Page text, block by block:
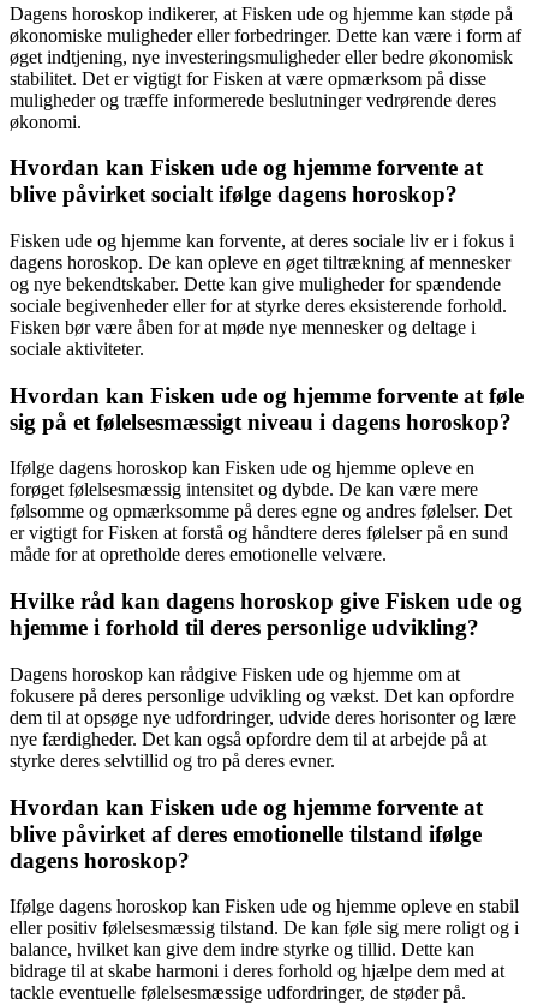
Dagens horoskop indikerer, at Fisken ude og hjemme kan støde på
økonomiske muligheder eller forbedringer. Dette kan være i form af
øget indtjening, nye investeringsmuligheder eller bedre økonomisk
stabilitet. Det er vigtigt for Fisken at være opmærksom på disse
muligheder og træffe informerede beslutninger vedrørende deres
økonomi.
Hvordan kan Fisken ude og hjemme forvente at
blive påvirket socialt ifølge dagens horoskop?
Fisken ude og hjemme kan forvente, at deres sociale liv er i fokus i
dagens horoskop. De kan opleve en øget tiltrækning af mennesker
og nye bekendtskaber. Dette kan give muligheder for spændende
sociale begivenheder eller for at styrke deres eksisterende forhold.
Fisken bør være åben for at møde nye mennesker og deltage i
sociale aktiviteter.
Hvordan kan Fisken ude og hjemme forvente at føle
sig på et følelsesmæssigt niveau i dagens horoskop?
Ifølge dagens horoskop kan Fisken ude og hjemme opleve en
forøget følelsesmæssig intensitet og dybde. De kan være mere
følsomme og opmærksomme på deres egne og andres følelser. Det
er vigtigt for Fisken at forstå og håndtere deres følelser på en sund
måde for at opretholde deres emotionelle velvære.
Hvilke råd kan dagens horoskop give Fisken ude og
hjemme i forhold til deres personlige udvikling?
Dagens horoskop kan rådgive Fisken ude og hjemme om at
fokusere på deres personlige udvikling og vækst. Det kan opfordre
dem til at opsøge nye udfordringer, udvide deres horisonter og lære
nye færdigheder. Det kan også opfordre dem til at arbejde på at
styrke deres selvtillid og tro på deres evner.
Hvordan kan Fisken ude og hjemme forvente at
blive påvirket af deres emotionelle tilstand ifølge
dagens horoskop?
Ifølge dagens horoskop kan Fisken ude og hjemme opleve en stabil
eller positiv følelsesmæssig tilstand. De kan føle sig mere roligt og i
balance, hvilket kan give dem indre styrke og tillid. Dette kan
bidrage til at skabe harmoni i deres forhold og hjælpe dem med at
tackle eventuelle følelsesmæssige udfordringer, de støder på.